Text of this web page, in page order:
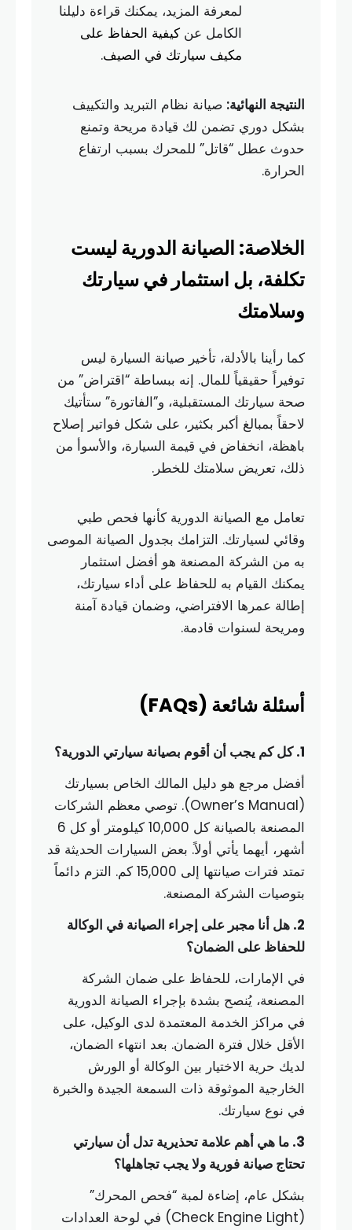
لمعرفة المزيد، يمكنك قراءة دليلنا
الكامل عن كيفية الحفاظ على
مكيف سيارتك في الصيف.
النتيجة النهائية: صيانة نظام التبريد والتكييف
بشكل دوري تضمن لك قيادة مريحة وتمنع
حدوث عطل “قاتل” للمحرك بسبب ارتفاع
الحرارة.
الخلاصة: الصيانة الدورية ليست
تكلفة، بل استثمار في سيارتك
وسلامتك
كما رأينا بالأدلة، تأخير صيانة السيارة ليس
توفيراً حقيقياً للمال. إنه ببساطة “اقتراض” من
صحة سيارتك المستقبلية، و”الفاتورة” ستأتيك
لاحقاً بمبالغ أكبر بكثير، على شكل فواتير إصلاح
باهظة، انخفاض في قيمة السيارة، والأسوأ من
ذلك، تعريض سلامتك للخطر.
تعامل مع الصيانة الدورية كأنها فحص طبي
وقائي لسيارتك. التزامك بجدول الصيانة الموصى
به من الشركة المصنعة هو أفضل استثمار
يمكنك القيام به للحفاظ على أداء سيارتك،
إطالة عمرها الافتراضي، وضمان قيادة آمنة
ومريحة لسنوات قادمة.
أسئلة شائعة (FAQs)
1. كل كم يجب أن أقوم بصيانة سيارتي الدورية؟
أفضل مرجع هو دليل المالك الخاص بسيارتك
(Owner’s Manual). توصي معظم الشركات
المصنعة بالصيانة كل 10,000 كيلومتر أو كل 6
أشهر، أيهما يأتي أولاً. بعض السيارات الحديثة قد
تمتد فترات صيانتها إلى 15,000 كم. التزم دائماً
بتوصيات الشركة المصنعة.
2. هل أنا مجبر على إجراء الصيانة في الوكالة
للحفاظ على الضمان؟
في الإمارات، للحفاظ على ضمان الشركة
المصنعة، يُنصح بشدة بإجراء الصيانة الدورية
في مراكز الخدمة المعتمدة لدى الوكيل، على
الأقل خلال فترة الضمان. بعد انتهاء الضمان،
لديك حرية الاختيار بين الوكالة أو الورش
الخارجية الموثوقة ذات السمعة الجيدة والخبرة
في نوع سيارتك.
3. ما هي أهم علامة تحذيرية تدل أن سيارتي
تحتاج صيانة فورية ولا يجب تجاهلها؟
بشكل عام، إضاءة لمبة “فحص المحرك”
(Check Engine Light) في لوحة العدادات